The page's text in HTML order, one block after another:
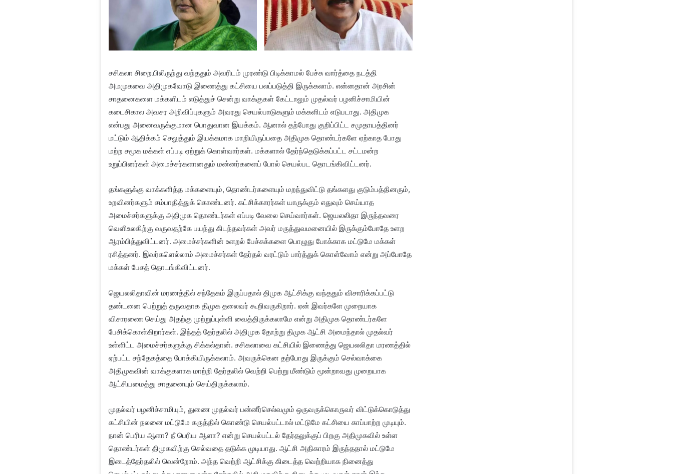
சசிகலா சிறையிலிருந்து வந்ததும் அவரிடம் முரண்டு பிடிக்காமல் பேச்சு வார்த்தை நடத்தி
அமமுகவை அதிமுகவோடு இணைத்து கட்சியை பலப்படுத்தி இருக்கலாம். என்னதான் அரசின்
சாதனைகளை மக்களிடம் எடுத்துச் சென்று வாக்குகள் கேட்டாலும் முதல்வர் பழனிச்சாமியின்
கடைசிகால அவசர அறிவிப்புகளும் அவரது செயல்பாடுகளும் மக்களிடம் எடுபடாது. அதிமுக
என்பது அனைவருக்குமான பொதுவான இயக்கம். ஆனால் தற்போது குறிப்பிட்ட சமுதாயத்தினர்
மட்டும் ஆதிக்கம் செலுத்தும் இயக்கமாக மாறியிருப்பதை அதிமுக தொண்டர்களே ஏற்காத போது
மற்ற சமூக மக்கள் எப்படி ஏற்றுக் கொள்வார்கள். மக்களால் தேர்ந்தெடுக்கப்பட்ட சட்டமன்ற
உறுப்பினர்கள் அமைச்சர்களானதும் மன்னர்களைப் போல் செயல்பட தொடங்கிவிட்டனர்.
தங்களுக்கு வாக்களித்த மக்களையும், தொண்டர்களையும் மறந்துவிட்டு தங்களது குடும்பத்தினரும்,
உறவினர்களும் சம்பாதித்துக் கொண்டனர். கட்சிக்காரர்கள் யாருக்கும் எதுவும் செய்யாத
அமைச்சர்களுக்கு அதிமுக தொண்டர்கள் எப்படி வேலை செய்வார்கள். ஜெயலலிதா இருந்தவரை
வெளிஉலகிற்கு வருவதற்கே பயந்து கிடந்தவர்கள் அவர் மருத்துவமனையில் இருக்கும்போதே உளற
ஆரம்பித்துவிட்டனர். அமைச்சர்களின் உளறல் பேச்சுக்களை பொழுது போக்காக மட்டுமே மக்கள்
ரசித்தனர். இவர்களெல்லாம் அமைச்சர்கள் தேர்தல் வரட்டும் பார்த்துக் கொள்வோம் என்று அப்போதே
மக்கள் பேசத் தொடங்கிவிட்டனர்.
ஜெயலலிதாவின் மரணத்தில் சந்தேகம் இருப்பதால் திமுக ஆட்சிக்கு வந்ததும் விசாரிக்கப்பட்டு
தண்டனை பெற்றுத் தருவதாக திமுக தலைவர் கூறிவருகிறார். ஏன் இவர்களே முறையாக
விசாரணை செய்து அதற்கு முற்றுப்புள்ளி வைத்திருக்கலாமே என்று அதிமுக தொண்டர்களே
பேசிக்கொள்கிறார்கள். இந்தத் தேர்தலில் அதிமுக தோற்று திமுக ஆட்சி அமைந்தால் முதல்வர்
உள்ளிட்ட அமைச்சர்களுக்கு சிக்கல்தான். சசிகலாவை கட்சியில் இணைத்து ஜெயலலிதா மரணத்தில்
ஏற்பட்ட சந்தேகத்தை போக்கியிருக்கலாம். அவருக்கென தற்போது இருக்கும் செல்வாக்கை
அதிமுகவின் வாக்குகளாக மாற்றி தேர்தலில் வெற்றி பெற்று மீண்டும் மூன்றாவது முறையாக
ஆட்சியமைத்து சாதனையும் செய்திருக்கலாம்.
முதல்வர் பழனிச்சாமியும், துணை முதல்வர் பன்னீர்செல்வமும் ஒருவருக்கொருவர் விட்டுக்கொடுத்து
கட்சியின் நலனை மட்டுமே கருத்தில் கொண்டு செயல்பட்டால் மட்டுமே கட்சியை காப்பாற்ற முடியும்.
நான் பெரிய ஆளா? நீ பெரிய ஆளா? என்று செயல்பட்டல் தேர்தலுக்குப் பிறகு அதிமுகவில் உள்ள
தொண்டர்கள் திமுகவிற்கு செல்வதை தடுக்க முடியாது. ஆட்சி அதிகாரம் இருந்ததால் மட்டுமே
இடைத்தேர்தலில் வென்றோம். அந்த வெற்றி ஆட்சிக்கு கிடைத்த வெற்றியாக நினைத்து